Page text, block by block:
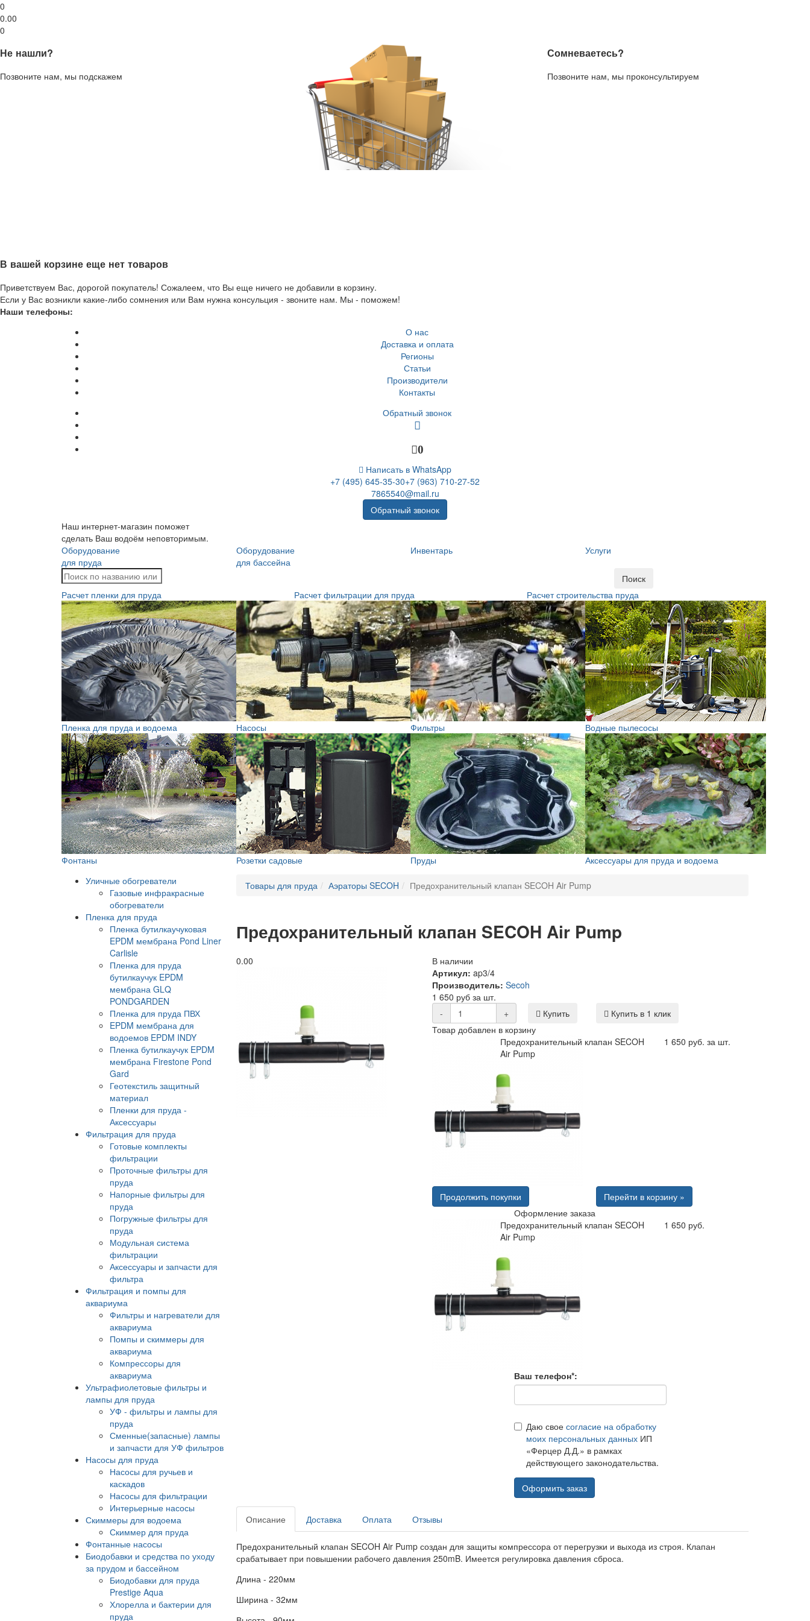
0
0.00
0
Не нашли?
Позвоните нам, мы подскажем
Сомневаетесь?
Позвоните нам, мы проконсультируем
В вашей корзине еще нет товаров
Приветствуем Вас, дорогой покупатель! Сожалеем, что Вы еще ничего не добавили в корзину.
Если у Вас возникли какие-либо сомнения или Вам нужна консульция - звоните нам. Мы - поможем!
Наши телефоны:
О нас
Доставка и оплата
Регионы
Статьи
Производители
Контакты
Обратный звонок
0
Написать в WhatsApp
+7 (495) 645-35-30+7 (963) 710-27-52
7865540@mail.ru
Обратный звонок
Наш интернет-магазин поможет
сделать Ваш водоём неповторимым.
Оборудование
для пруда
Оборудование
для бассейна
Инвентарь Услуги
Поиск
Расчет пленки для пруда
Расчет фильтрации для пруда Расчет строительства пруда
Пленка для пруда и водоема Насосы Фильтры Водные пылесосы
Фонтаны Розетки садовые Пруды
Аксессуары для пруда и водоема
Уличные обогреватели
Газовые инфракрасные
обогреватели
Пленка для пруда
Пленка бутилкаучуковая
EPDM мембрана Pond Liner
Carlisle
Пленка для пруда
бутилкаучук EPDM
мембрана GLQ
PONDGARDEN
Пленка для пруда ПВХ
EPDM мембрана для
водоемов EPDM INDY
Пленка бутилкаучук EPDM
мембрана Firestone Pond
Gard
Геотекстиль защитный
материал
Пленки для пруда -
Аксессуары
Фильтрация для пруда
Готовые комплекты
фильтрации
Проточные фильтры для
пруда
Напорные фильтры для
пруда
Погружные фильтры для
пруда
Модульная система
фильтрации
Аксессуары и запчасти для
фильтра
Фильтрация и помпы для
аквариума
Фильтры и нагреватели для
аквариума
Помпы и скиммеры для
аквариума
Компрессоры для
аквариума
Ультрафиолетовые фильтры и
лампы для пруда
УФ - фильтры и лампы для
пруда
Сменные(запасные) лампы
и запчасти для УФ фильтров
Насосы для пруда
Насосы для ручьев и
каскадов
Насосы для фильтрации
Интерьерные насосы
Скиммеры для водоема
Скиммер для пруда
Фонтанные насосы
Биодобавки и средства по уходу
за прудом и бассейном
Биодобавки для пруда
Prestige Aqua
Хлорелла и бактерии для
пруда
Товары для пруда Аэраторы SECOH Предохранительный клапан SECOH Air Pump
Предохранительный клапан SECOH Air Pump
0.00
В наличии
Артикул: ap3/4
Производитель: Secoh
1 650 руб за шт.
-
+ Купить
Купить в 1 клик
Товар добавлен в корзину
Предохранительный клапан SECOH
Air Pump
1 650 руб. за шт.
Продолжить покупки
Перейти в корзину »
Оформление заказа
Предохранительный клапан SECOH
Air Pump
1 650 руб.
Ваш телефон*:
Даю свое согласие на обработку
моих персональных данныхИП
«Ферцер Д.Д.» в рамках
действующего законодательства.
Оформить заказ
Описание Доставка Оплата Отзывы
Предохранительный клапан SECOH Air Pump создан для защиты компрессора от перегрузки и выхода из строя. Клапан
срабатывает при повышении рабочего давления 250mB. Имеется регулировка давления сброса.
Длина - 220мм
Ширина - 32мм